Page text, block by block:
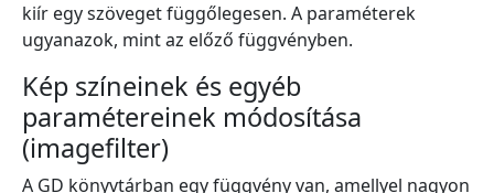
kiír egy szöveget függőlegesen. A paraméterek
ugyanazok, mint az előző függvényben.
Kép színeinek és egyéb
paramétereinek módosítása
(imagefilter)
A GD könyvtárban egy függvény van, amellyel nagyon